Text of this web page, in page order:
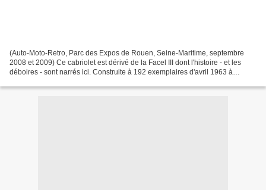
(Auto-Moto-Retro, Parc des Expos de Rouen, Seine-Maritime, septembre
2008 et 2009) Ce cabriolet est dérivé de la Facel III dont l'histoire - et les
déboires - sont narrés ici. Construite à 192 exemplaires d'avril 1963 à